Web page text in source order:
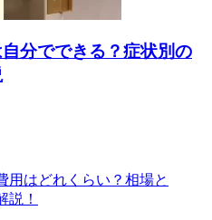
分でできる？症状別の